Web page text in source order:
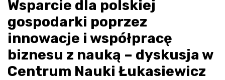
Wsparcie dla polskiej
gospodarki poprzez
innowacje i współpracę
biznesu z nauką – dyskusja w
Centrum Nauki Łukasiewicz